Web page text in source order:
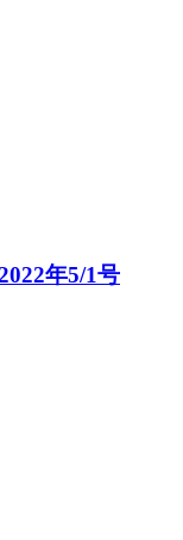
年5/1号